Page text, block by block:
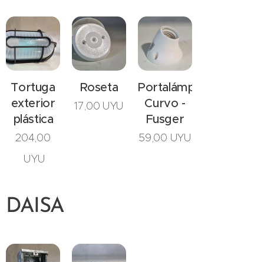
Tortuga
exterior
plástica
204,00
UYU
Roseta
17,00 UYU
Portalámparas
Curvo -
Fusger
59,00 UYU
DAISA